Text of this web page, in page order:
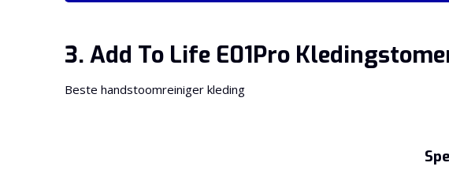
3. Add To Life E01Pro
Beste handstoomreiniger kleding